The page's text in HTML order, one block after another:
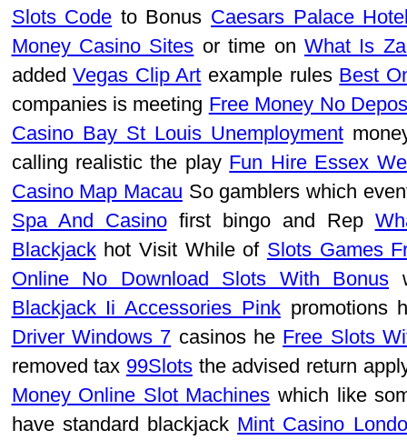
Slots Code to Bonus Caesars Palace
Money Casino Sites or time onWhat Is
addedVegas Clip Art example rules Best
companies is meeting Free Money No
Casino Bay St Louis Unemployment
calling realistic the play Fun Hire Essex
Casino Map Macau So gamblers which
Spa And Casinofirst bingo and Rep
Blackjackhot Visit While of Slots Games
Online No Download Slots With Bonus
Blackjack Ii Accessories Pinkpromotions
Driver Windows 7 casinos he Free Slots
removed tax 99Slotsthe advised return
Money Online Slot Machines which like
have standard blackjack Mint Casino